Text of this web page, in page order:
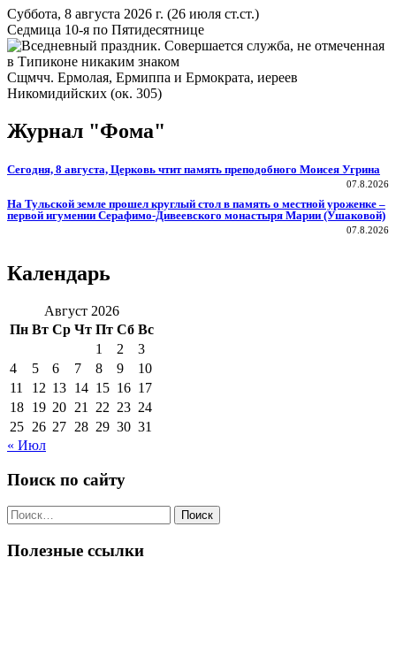
Суббота, 8 августа 2026 г. (26 июля ст.ст.)
Седмица 10-я по Пятидесятнице
Сщмчч. Ермолая, Ермиппа и Ермократа, иереев
Никомидийских (ок. 305)
Журнал "Фома"
Сегодня, 8 августа, Церковь чтит память преподобного Моисея Угрина
07.8.2026
На Тульской земле прошел круглый стол в память о местной уроженке –
первой игумении Серафимо-Дивеевского монастыря Марии (Ушаковой)
07.8.2026
Календарь
Август 2026
Пн Вт Ср Чт Пт Сб Вс
1
2
3
4
5 6 7 8 9
10
11
12 13 14 15 16 17
18 19 20 21 22 23 24
25 26 27 28 29 30 31
« Июл
Поиск по сайту
Поиск
по:
Полезные ссылки